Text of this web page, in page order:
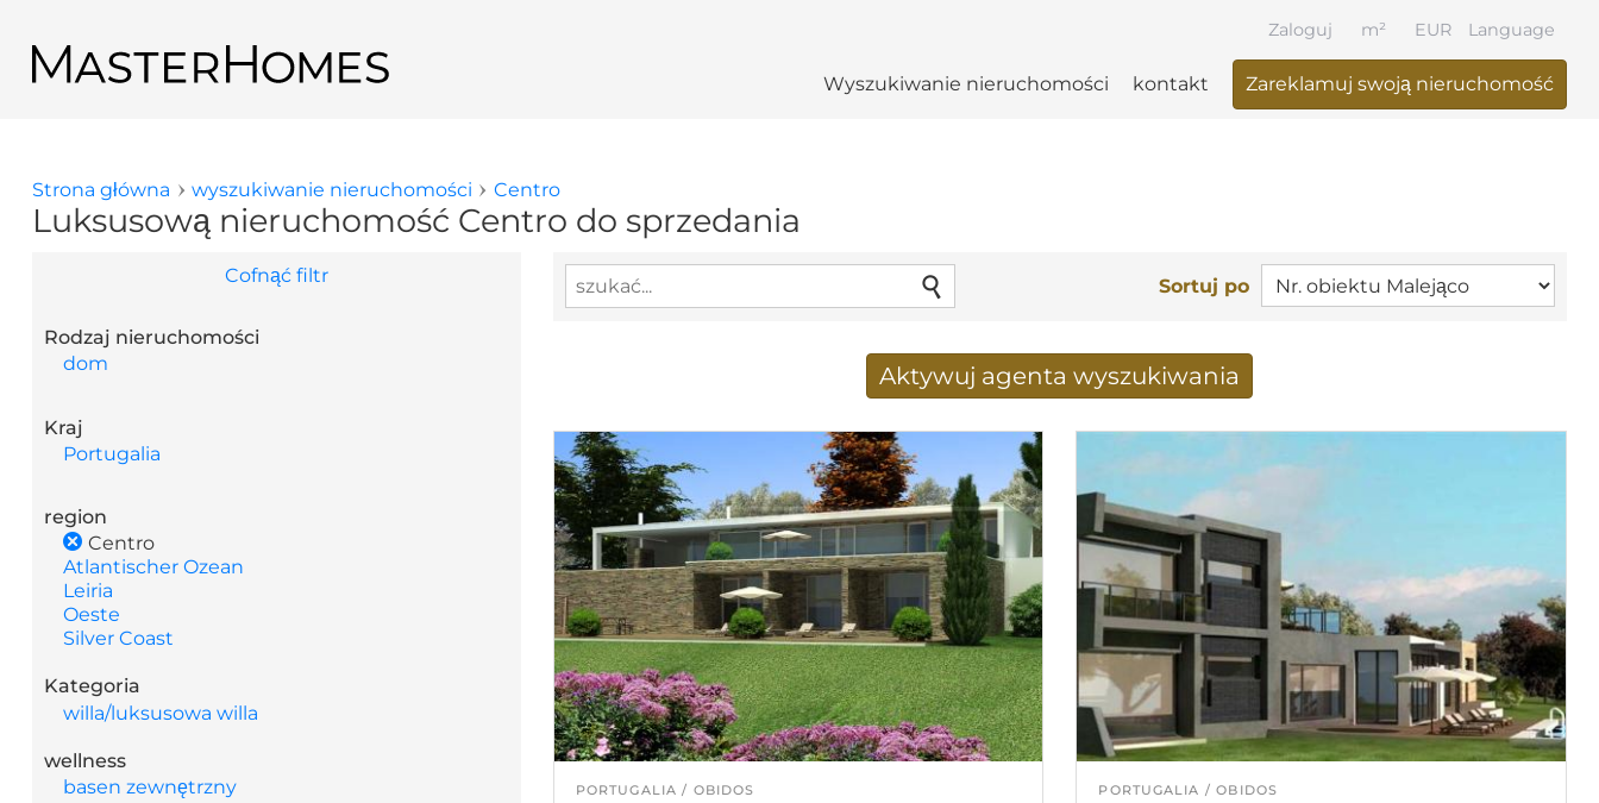
Language
Wyszukiwanie nieruchomości kontakt Zareklamuj swoją nieruchomość
Zaloguj EUR
m²
Powrót do wyników wyszukiwania
Jesteś tutaj
Strona główna wyszukiwanie nieruchomości Centro
Luksusową nieruchomość Centro do sprzedania
Cofnąć filtr
Rodzaj nieruchomości
dom
Kraj
Portugalia
region
Centro
Atlantischer Ozean
Leiria
Oeste
Silver Coast
Kategoria
willa/luksusowa willa
wellness
basen zewnętrzny
Sortuj po
Aktywuj agenta wyszukiwania
Adres e-mail*
PORTUGALIA OBIDOS PORTUGALIA OBIDOS